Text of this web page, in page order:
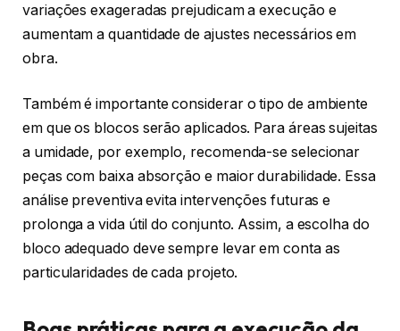
variações exageradas prejudicam a execução e
aumentam a quantidade de ajustes necessários em
obra.
Também é importante considerar o tipo de ambiente
em que os blocos serão aplicados. Para áreas sujeitas
a umidade, por exemplo, recomenda-se selecionar
peças com baixa absorção e maior durabilidade. Essa
análise preventiva evita intervenções futuras e
prolonga a vida útil do conjunto. Assim, a escolha do
bloco adequado deve sempre levar em conta as
particularidades de cada projeto.